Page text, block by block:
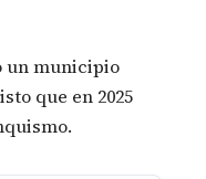
un municipio
que en 2025